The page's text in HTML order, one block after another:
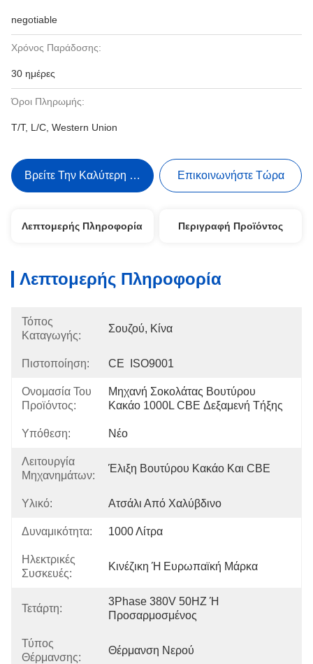
negotiable
Χρόνος Παράδοσης:
30 ημέρες
Όροι Πληρωμής:
T/T, L/C, Western Union
Βρείτε Την Καλύτερη Τιμή Επικοινωνήστε Τώρα
Λεπτομερής Πληροφορία Περιγραφή Προϊόντος
Λεπτομερής Πληροφορία
Τόπος
Καταγωγής:
Σουζού, Κίνα
Πιστοποίηση: CE  ISO9001
Ονομασία Του
Προϊόντος:
Μηχανή Σοκολάτας Βουτύρου
Κακάο 1000L CBE Δεξαμενή Τήξης
Υπόθεση: Νέο
Λειτουργία
Μηχανημάτων:
Έλιξη Βουτύρου Κακάο Και CBE
Υλικό: Ατσάλι Από Χαλύβδινο
Δυναμικότητα: 1000 Λίτρα
Ηλεκτρικές
Συσκευές:
Κινέζικη Ή Ευρωπαϊκή Μάρκα
Τετάρτη:
3Phase 380V 50HZ Ή
Προσαρμοσμένος
Τύπος
Θέρμανσης:
Θέρμανση Νερού